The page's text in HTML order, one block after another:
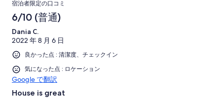
宿泊者限定の口コミ
6/10 (普通)
Dania C.
2022 年 8 月 6 日
良かった点 : 清潔度、チェックイン
気になった点 : ロケーション
Google で翻訳
House is great